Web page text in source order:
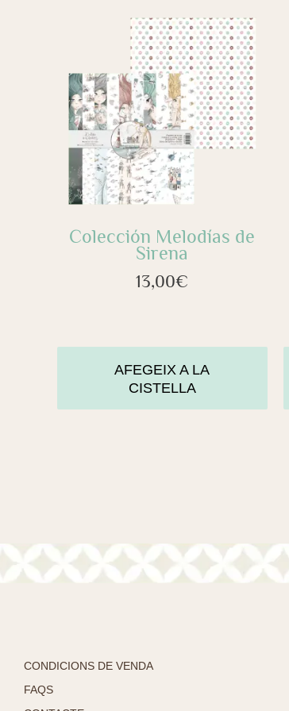
Colección Melodías de
Sirena
13,00€
AFEGEIX A LA
CISTELLA
CONDICIONS DE VENDA
FAQS